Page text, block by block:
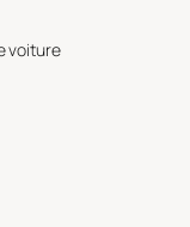
voiture